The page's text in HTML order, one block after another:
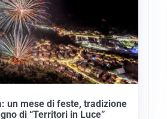
un mese di feste, tradizione
di “Territori in Luce”